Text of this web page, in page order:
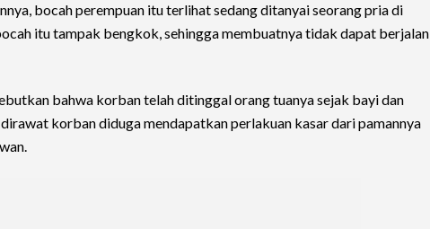
bocah perempuan itu terlihat sedang ditanyai seorang pria di
itu tampak bengkok, sehingga membuatnya tidak dapat berjalan
bahwa korban telah ditinggal orang tuanya sejak bayi dan
dirawat korban diduga mendapatkan perlakuan kasar dari pamannya